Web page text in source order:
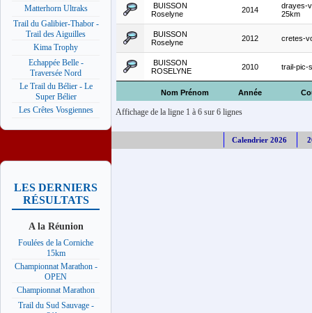
Matterhorn Ultraks
Trail du Galibier-Thabor -
Trail des Aiguilles
Kima Trophy
Echappée Belle -
Traversée Nord
Le Trail du Bélier - Le
Super Bélier
Les Crêtes Vosgiennes
LES DERNIERS
RÉSULTATS
A la Réunion
Foulées de la Corniche
15km
Championnat Marathon -
OPEN
Championnat Marathon
Trail du Sud Sauvage -
Nom Prénom Année
BUISSON
Roselyne
2014
drayes-
25km
BUISSON
Roselyne
2012 cretes-
BUISSON
ROSELYNE
2010 trail-pic-
Affichage de la ligne 1 à 6 sur 6 lignes
Calendrier 2026